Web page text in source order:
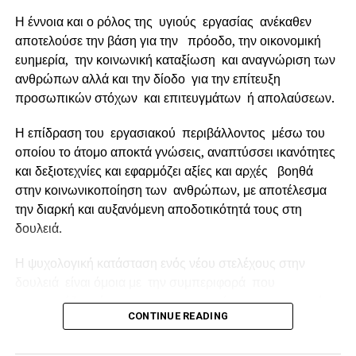
Δείτε την ημερίδα μαγνητοσκοπημένη κάνοντας κλικ εδώ:
myDATA & Ηλεκτρονική Τιμολόγηση – ΩΡΑ ΜΗΔΕΝ – με
τον Κωνσταντίνο Νιφορόπουλο
Όμιλος εταιριών Epsilon Net αποτελέσματα 2021.
Μεγάλη παρουσίαση της Φθιώτιδας στη Horeca
Η έννοια και ο ρόλος της υγιούς εργασίας ανέκαθεν
αποτελούσε την βάση για την πρόοδο, την οικονομική
ευημερία, την κοινωνική καταξίωση και αναγνώριση των
ανθρώπων αλλά και την δίοδο για την επίτευξη
προσωπικών στόχων και επιτευγμάτων ή απολαύσεων.
Η επίδραση του εργασιακού περιβάλλοντος μέσω του
οποίου το άτομο αποκτά γνώσεις, αναπτύσσει ικανότητες
και δεξιοτεχνίες και εφαρμόζει αξίες και αρχές βοηθά
στην κοινωνικοποίηση των ανθρώπων, με αποτέλεσμα
την διαρκή και αυξανόμενη αποδοτικότητά τους στη
δουλειά.
Η ψυχολογική κατάσταση ενός νέου στελέχους στην
παρουσιάζει κάποιος που αργοπορεί σε μια κοινωνική
CONTINUE READING